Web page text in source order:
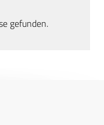
gefunden.